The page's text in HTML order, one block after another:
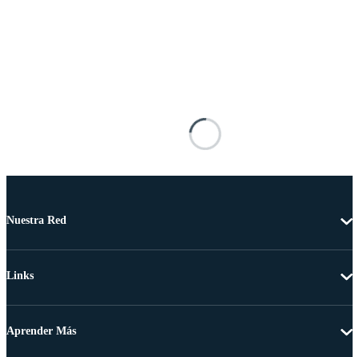
Nuestra Red
Links
Aprender Más